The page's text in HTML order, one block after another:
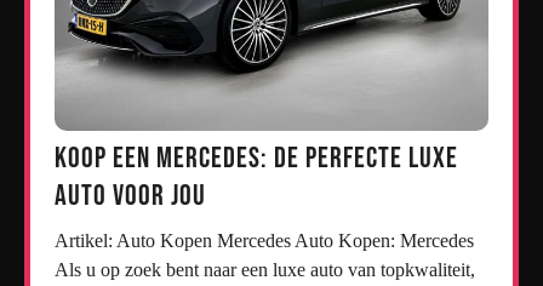
Koop een Mercedes: De Perfecte Luxe
Auto voor Jou
Artikel: Auto Kopen Mercedes Auto Kopen: Mercedes
Als u op zoek bent naar een luxe auto van topkwaliteit,